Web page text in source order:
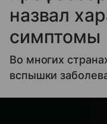
назвал
симптомы
Во многих
вспышки